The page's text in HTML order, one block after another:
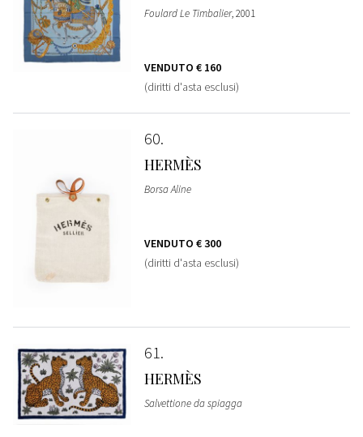
Foulard Le Timbalier, 2001
VENDUTO € 160
(diritti d'asta esclusi)
60
HERMÈS
Borsa Aline
VENDUTO € 300
(diritti d'asta esclusi)
61
HERMÈS
Salvettione da spiagga